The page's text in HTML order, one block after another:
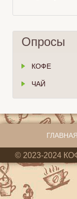
Опросы
КОФЕ
ЧАЙ
ГЛАВНАЯ
© 2023-2024